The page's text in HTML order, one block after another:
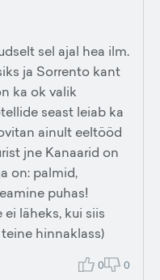
sel ajal hea ilm.
ja Sorrento kant
ka ok valik
seast leiab ka
ainult eeltööd
jne Kanaarid on
on: palmid,
puhas!
läheks, kui siis
hinnaklass)
0 0